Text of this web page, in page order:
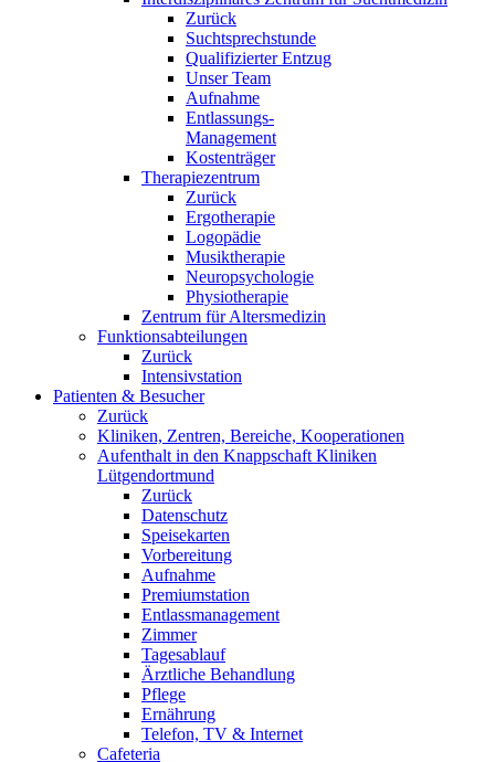
Zurück
Suchtsprechstunde
Qualifizierter Entzug
Unser Team
Aufnahme
Entlassungs-
Management
Kostenträger
Therapiezentrum
Zurück
Ergotherapie
Logopädie
Musiktherapie
Neuropsychologie
Physiotherapie
Zentrum für Altersmedizin
Funktionsabteilungen
Zurück
Intensivstation
Patienten & Besucher
Zurück
Kliniken, Zentren, Bereiche, Kooperationen
Aufenthalt in den Knappschaft Kliniken
Lütgendortmund
Zurück
Datenschutz
Speisekarten
Vorbereitung
Aufnahme
Premiumstation
Entlassmanagement
Zimmer
Tagesablauf
Ärztliche Behandlung
Pflege
Ernährung
Telefon, TV & Internet
Cafeteria